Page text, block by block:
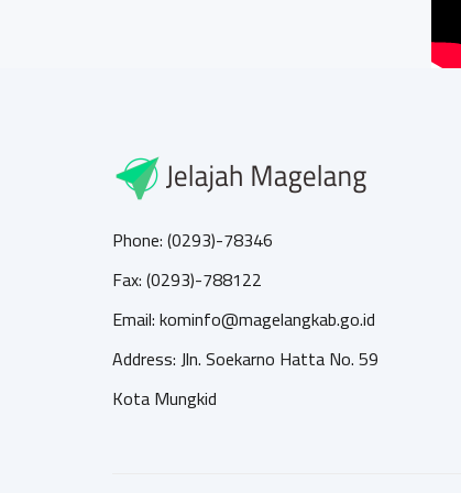
Phone: (0293)-78346
Fax: (0293)-788122
Email: kominfo@magelangkab.go.id
Address: Jln. Soekarno Hatta No. 59
Kota Mungkid